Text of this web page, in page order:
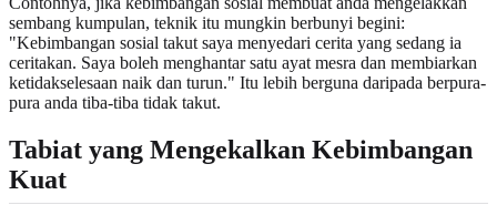
sembang kumpulan, teknik itu mungkin berbunyi begini:
"Kebimbangan sosial takut saya menyedari cerita yang sedang ia
ceritakan. Saya boleh menghantar satu ayat mesra dan membiarkan
ketidakselesaan naik dan turun." Itu lebih berguna daripada berpura-
pura anda tiba-tiba tidak takut.
Tabiat yang Mengekalkan Kebimbangan
Kuat